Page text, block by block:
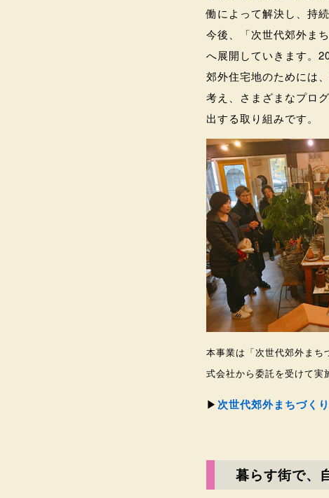
働によって解決し、持
今後、「次世代郊外ま
へ展開していきます。
郊外住宅地のためには
考え、さまざまなプロ
出する取り組みです。
本事業は「次世代郊外まち
式会社から委託を受けて実
▶︎次世代郊外まちづく
暮らす街で、